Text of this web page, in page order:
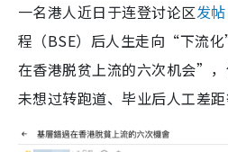
一名港人近日于连登讨论区发帖
程（BSE）后人生走向“下流
在香港脱贫上流的六次机会”
未想过转跑道、毕业后人工差距